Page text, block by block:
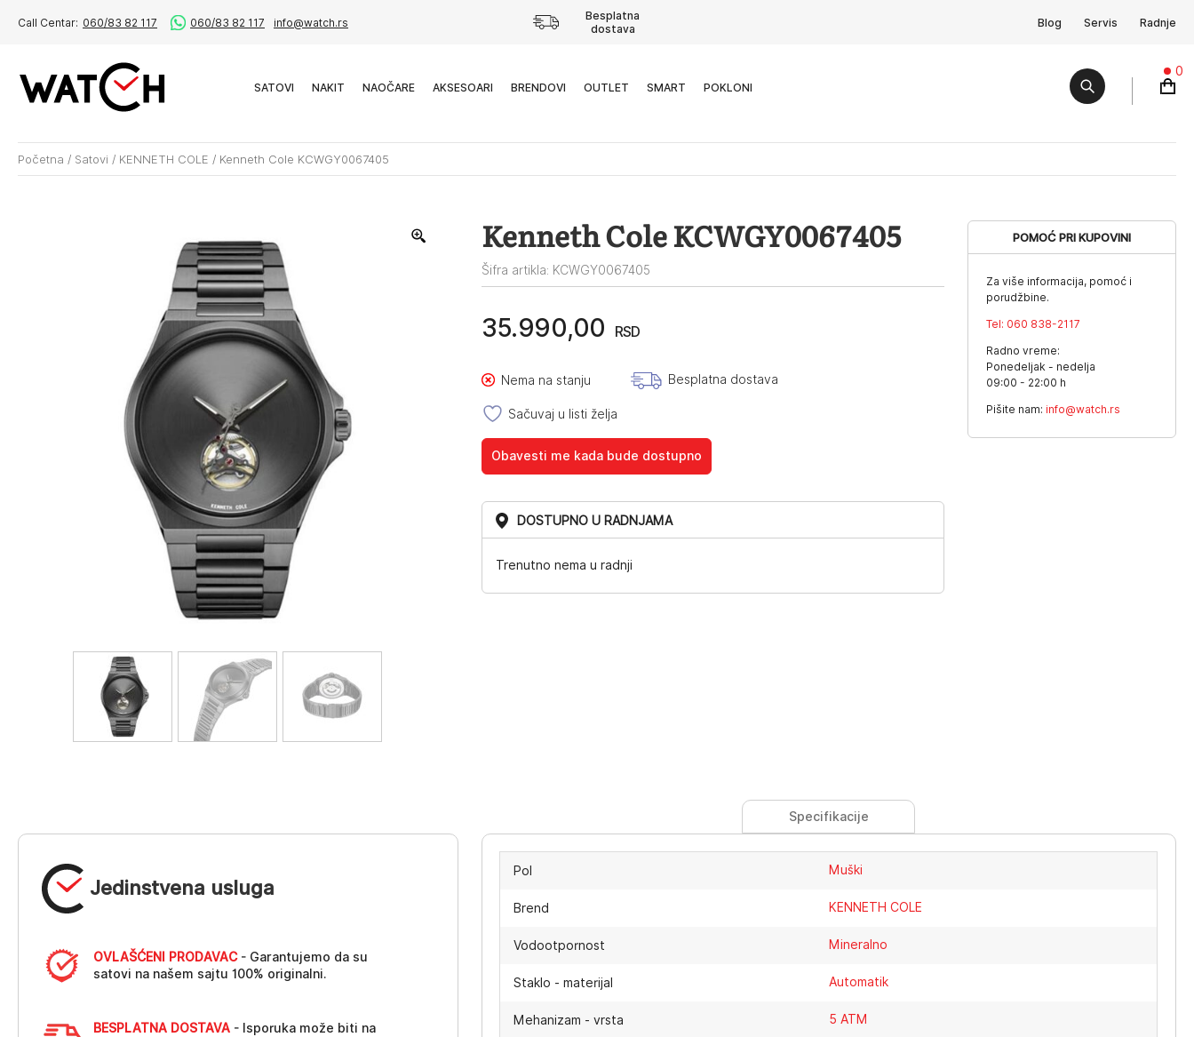
Call Centar: 060/83 82 117 060/83 82 117 info@watch.rs
Besplatna
dostava
Blog Servis Radnje
SATOVI NAKIT NAOČARE AKSESOARI BRENDOVI OUTLET SMART POKLONI
0
Početna / Satovi / KENNETH COLE / Kenneth Cole KCWGY0067405
Kenneth Cole KCWGY0067405
Šifra artikla: KCWGY0067405
35.990,00 RSD
Nema na stanju Besplatna dostava
Sačuvaj u listi želja
Obavesti me kada bude dostupno
DOSTUPNO U RADNJAMA
Trenutno nema u radnji
POMOĆ PRI KUPOVINI
Za više informacija, pomoć i
porudžbine.
Tel: 060 838-2117
Radno vreme:
Ponedeljak - nedelja
09:00 - 22:00 h
Pišite nam: info@watch.rs
Jedinstvena usluga
OVLAŠĆENI PRODAVAC- Garantujemo da su
satovi na našem sajtu 100% originalni.
BESPLATNA DOSTAVA - Isporuka može biti na
Specifikacije
Pol Muški
Brend KENNETH COLE
Vodootpornost Mineralno
Staklo - materijal Automatik
Mehanizam - vrsta 5 ATM